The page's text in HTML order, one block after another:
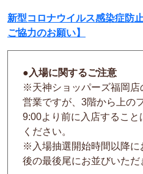
新型コロナウイルス感染症防
ご協力のお願い】
●入場に関するご注意
※天神ショッパーズ福岡店
営業ですが、3階から上の
9:00より前に入店するこ
ください。
※入場抽選開始時間以降に
後の最後尾にお並びいただ